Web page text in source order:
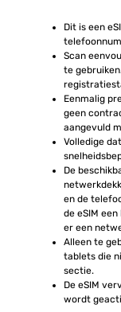
Dit is een
Scan
te
Eenmalig
geen
aangevuld
Volledige
De
en de
de eSIM
er een
Alleen te
tablets die
sectie.
De eSIM
wordt